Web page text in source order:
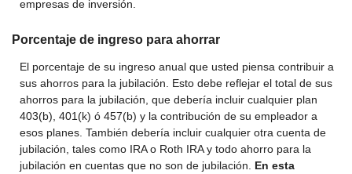
empresas de inversión.
Porcentaje de ingreso para ahorrar
El porcentaje de su ingreso anual que usted piensa contribuir a
sus ahorros para la jubilación. Esto debe reflejar el total de sus
ahorros para la jubilación, que debería incluir cualquier plan
403(b), 401(k) ó 457(b) y la contribución de su empleador a
esos planes. También debería incluir cualquier otra cuenta de
jubilación, tales como IRA o Roth IRA y todo ahorro para la
jubilación en cuentas que no son de jubilación. En esta